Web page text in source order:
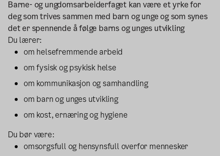
Barne- og ungdomsarbeiderfaget kan være et yrke for
deg som trives sammen med barn og unge og som synes
det er spennende å følge barns og unges utvikling
Du lærer:
om helsefremmende arbeid
om fysisk og psykisk helse
om kommunikasjon og samhandling
om barn og unges utvikling
om kost, ernæring og hygiene
Du bør være:
omsorgsfull og hensynsfull overfor mennesker